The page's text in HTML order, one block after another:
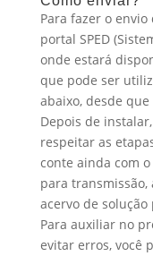
Para fazer o envio
portal SPED
onde estará
que pode ser
abaixo, desde
Depois de
respeitar as
conte ainda com
para transmissão,
acervo de
Para auxiliar no
evitar erros, você